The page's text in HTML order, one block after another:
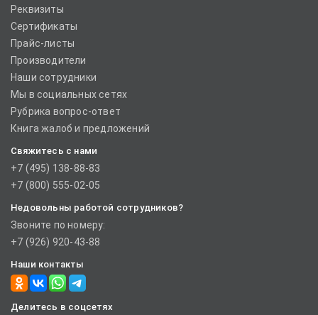
Реквизиты
Сертификаты
Прайс-листы
Производители
Наши сотрудники
Мы в социальных сетях
Рубрика вопрос-ответ
Книга жалоб и предложений
Свяжитесь с нами
+7 (495) 138-88-83
+7 (800) 555-02-05
Недовольны работой сотрудников?
Звоните по номеру:
+7 (926) 920-43-88
Наши контакты
Делитесь в соцсетях